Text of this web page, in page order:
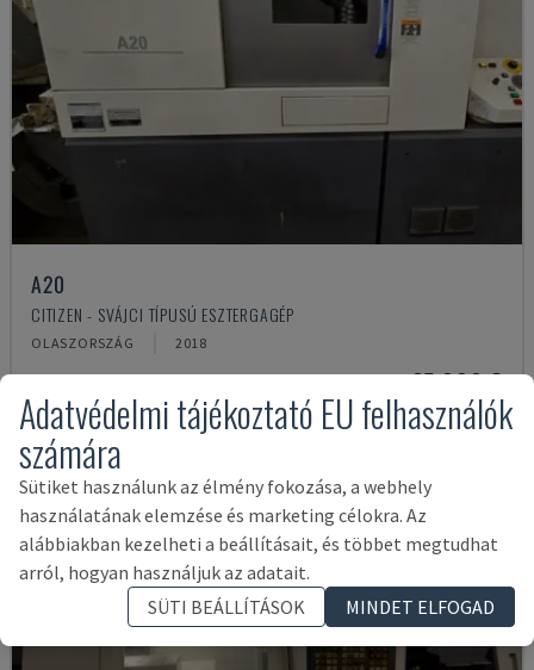
A20
CITIZEN - SVÁJCI TÍPUSÚ ESZTERGAGÉP
OLASZORSZÁG 2018
67,000 €
Adatvédelmi tájékoztató EU felhasználók
számára
Sütiket használunk az élmény fokozása, a webhely
használatának elemzése és marketing célokra. Az
alábbiakban kezelheti a beállításait, és többet megtudhat
arról, hogyan használjuk az adatait.
SÜTI BEÁLLÍTÁSOK
MINDET ELFOGAD